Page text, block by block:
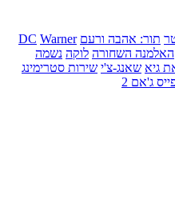
תור: אהבה ורעם DC Warner
האלמנה השחורה לוקה נשמה
גיא שאנג-צ'י שירות סטרימינג
ג'אם 2